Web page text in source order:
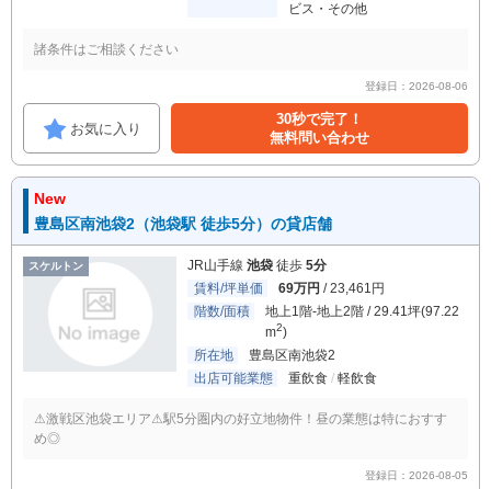
ビス・その他
諸条件はご相談ください
登録日：2026-08-06
お気に入り
30秒で完了！
無料問い合わせ
New
豊島区南池袋2（池袋駅 徒歩5分）の貸店舗
スケルトン JR山手線 池袋 徒歩 5分
賃料/坪単価
69万円 / 23,461円
階数/面積
地上1階-地上2階 / 29.41坪(97.22
m2)
所在地
豊島区南池袋2
出店可能業態
重飲食 軽飲食
⚠︎激戦区池袋エリア⚠︎駅5分圏内の好立地物件！昼の業態は特におすす
め◎
登録日：2026-08-05